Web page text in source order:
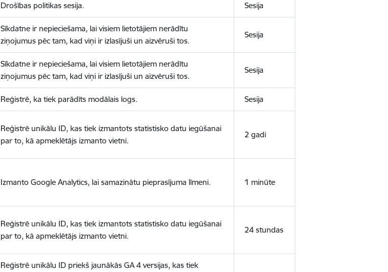
Drošības politikas sesija. Sesija
Sīkdatne ir nepieciešama, lai visiem lietotājiem nerādītu
ziņojumus pēc tam, kad viņi ir izlasījuši un aizvēruši tos.
Sesija
Sīkdatne ir nepieciešama, lai visiem lietotājiem nerādītu
ziņojumus pēc tam, kad viņi ir izlasījuši un aizvēruši tos.
Sesija
Reģistrē, ka tiek parādīts modālais logs. Sesija
Reģistrē unikālu ID, kas tiek izmantots statistisko datu iegūšanai
par to, kā apmeklētājs izmanto vietni.
2 gadi
Izmanto Google Analytics, lai samazinātu pieprasījuma līmeni. 1 minūte
Reģistrē unikālu ID, kas tiek izmantots statistisko datu iegūšanai
par to, kā apmeklētājs izmanto vietni.
24 stundas
Reģistrē unikālu ID priekš jaunākās GA 4 versijas, kas tiek